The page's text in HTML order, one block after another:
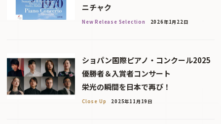
ニチャク
New Release Selection 2026年1月22日
ショパン国際ピアノ・コンクール2025
優勝者＆入賞者コンサート
栄光の瞬間を日本で再び！
Close Up 2025年11月19日